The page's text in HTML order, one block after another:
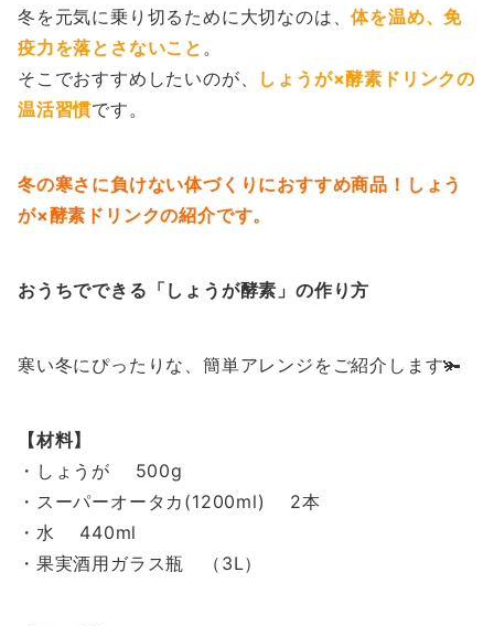
冬を元気に乗り切るために大切なのは、体を温め、免
疫力を落とさないこと 。
そこでおすすめしたいのが、
しょうが×酵素ドリンクの
温活習慣です。
冬の寒さに負けない体づくりにおすすめ商品！しょう
が×酵素ドリンクの紹介です。
おうちでできる「しょうが酵素」の作り方
寒い冬にぴったりな、簡単アレンジをご紹介します🫚
【材料】
・しょうが 500g
・スーパーオータカ(1200ml) 2本
・水 440ml
・果実酒用ガラス瓶 （3L）